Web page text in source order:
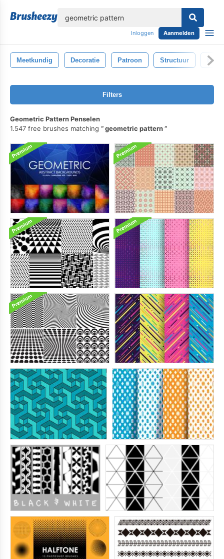
Inloggen Aanmelden
Meetkundig Decoratie Patroon Structuur
Filters
Geometric Pattern Penselen
1.547 free brushes matching
geometric pattern